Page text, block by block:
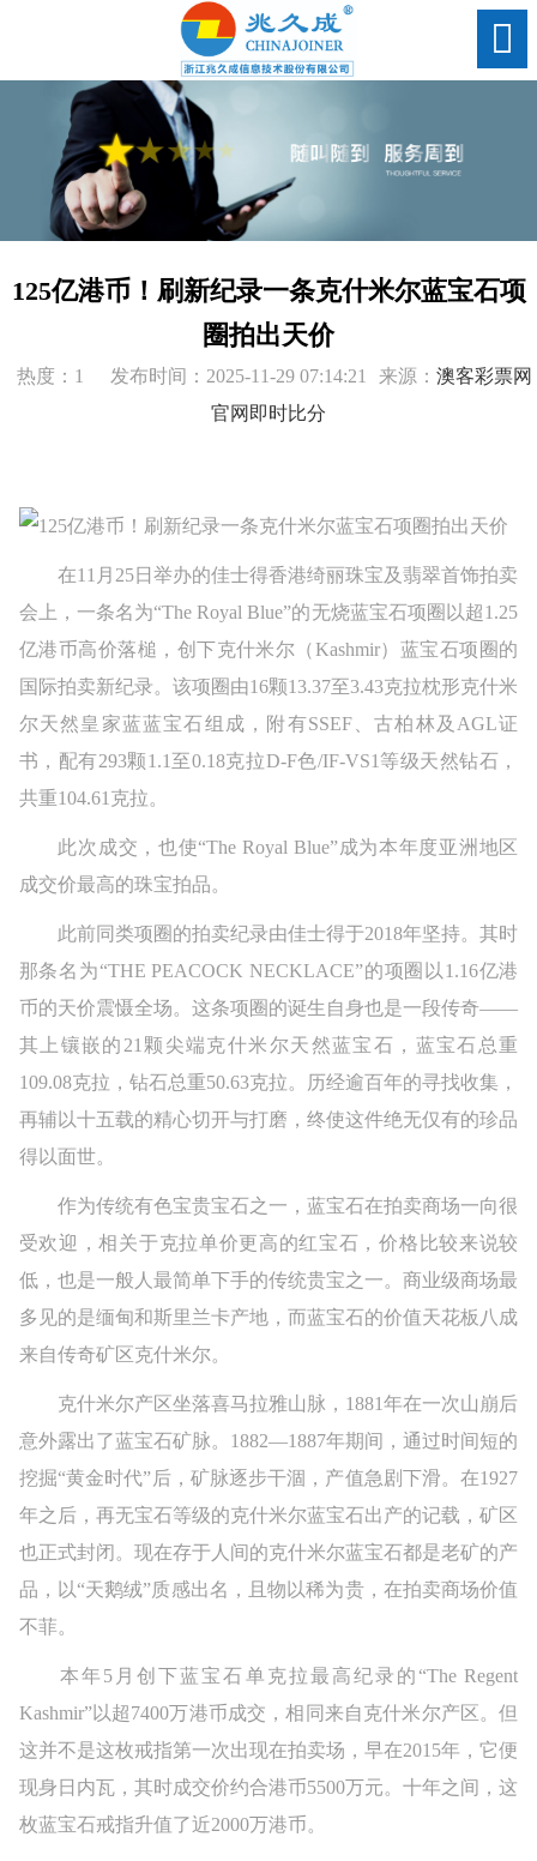
125亿港币！刷新纪录一条克什米尔蓝宝石项
圈拍出天价
热度：1 发布时间：2025-11-29 07:14:21 来源： 澳客彩票网
官网即时比分
在11月25日举办的佳士得香港绮丽珠宝及翡翠首饰拍卖
会上，一条名为“The Royal Blue”的无烧蓝宝石项圈以超1.25
亿港币高价落槌，创下克什米尔（Kashmir）蓝宝石项圈的
国际拍卖新纪录。该项圈由16颗13.37至3.43克拉枕形克什米
尔天然皇家蓝蓝宝石组成，附有SSEF、古柏林及AGL证
书，配有293颗1.1至0.18克拉D-F色/IF-VS1等级天然钻石，
共重104.61克拉。
此次成交，也使“The Royal Blue”成为本年度亚洲地区
成交价最高的珠宝拍品。
此前同类项圈的拍卖纪录由佳士得于2018年坚持。其时
那条名为“THE PEACOCK NECKLACE”的项圈以1.16亿港
币的天价震慑全场。这条项圈的诞生自身也是一段传奇——
其上镶嵌的21颗尖端克什米尔天然蓝宝石，蓝宝石总重
109.08克拉，钻石总重50.63克拉。历经逾百年的寻找收集，
再辅以十五载的精心切开与打磨，终使这件绝无仅有的珍品
得以面世。
作为传统有色宝贵宝石之一，蓝宝石在拍卖商场一向很
受欢迎，相关于克拉单价更高的红宝石，价格比较来说较
低，也是一般人最简单下手的传统贵宝之一。商业级商场最
多见的是缅甸和斯里兰卡产地，而蓝宝石的价值天花板八成
来自传奇矿区克什米尔。
克什米尔产区坐落喜马拉雅山脉，1881年在一次山崩后
意外露出了蓝宝石矿脉。1882—1887年期间，通过时间短的
挖掘“黄金时代”后，矿脉逐步干涸，产值急剧下滑。在1927
年之后，再无宝石等级的克什米尔蓝宝石出产的记载，矿区
也正式封闭。现在存于人间的克什米尔蓝宝石都是老矿的产
品，以“天鹅绒”质感出名，且物以稀为贵，在拍卖商场价值
不菲。
本年5月创下蓝宝石单克拉最高纪录的“The Regent
Kashmir”以超7400万港币成交，相同来自克什米尔产区。但
这并不是这枚戒指第一次出现在拍卖场，早在2015年，它便
现身日内瓦，其时成交价约合港币5500万元。十年之间，这
枚蓝宝石戒指升值了近2000万港币。